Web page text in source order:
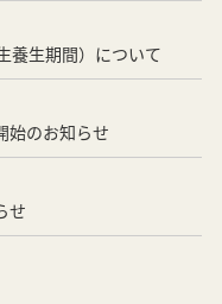
養生期間）について
始のお知らせ
せ